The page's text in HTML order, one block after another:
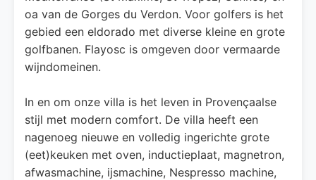
oa van de Gorges du Verdon. Voor golfers is het
gebied een eldorado met diverse kleine en grote
golfbanen. Flayosc is omgeven door vermaarde
wijndomeinen.
In en om onze villa is het leven in Provençaalse
stijl met modern comfort. De villa heeft een
nagenoeg nieuwe en volledig ingerichte grote
(eet)keuken met oven, inductieplaat, magnetron,
afwasmachine, ijsmachine, Nespresso machine,